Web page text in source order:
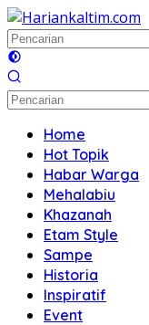
Langsung
ke
konten
Home
Hot Topik
Habar Warga
Mehalabiu
Khazanah
Etam Style
Sampe
Historia
Inspiratif
Event